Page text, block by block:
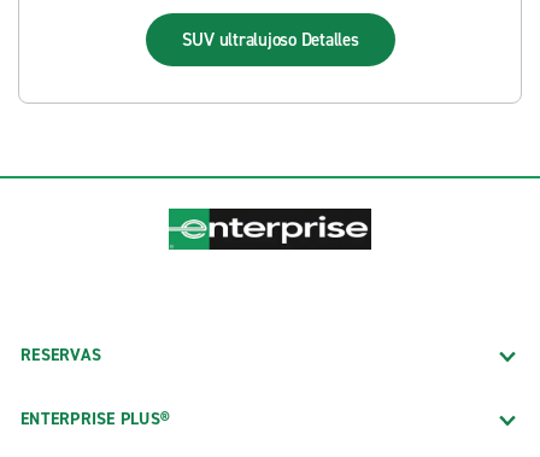
SUV ultralujoso Detalles
RESERVAS
ENTERPRISE PLUS®